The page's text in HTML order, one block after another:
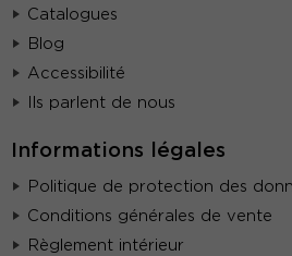
Catalogues
Blog
Accessibilité
Ils parlent de nous
Informations légales
Politique de protection des
Conditions générales de vente
Règlement intérieur